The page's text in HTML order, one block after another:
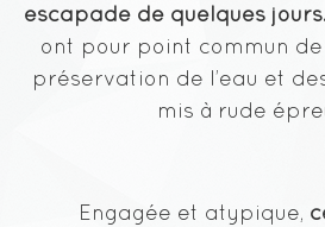
escapade de quelques
ont pour point commun
préservation de l’eau et
mis à rude
Engagée et atypique,